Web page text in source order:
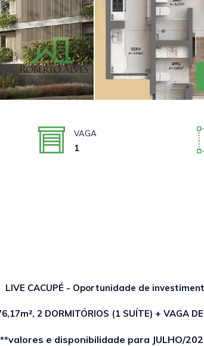
VAGA
1
LIVE CACUPÉ - Oportunidade de
2 DORMITÓRIOS (1 SUÍTE) + VAGA
e disponibilidade para JULHO/